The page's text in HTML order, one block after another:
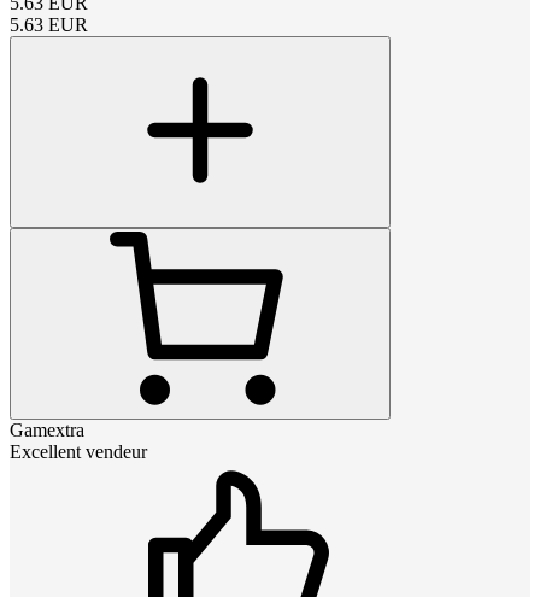
5.63 EUR
Gamextra
Excellent vendeur